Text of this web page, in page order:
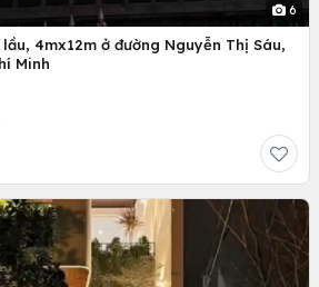
6
Minh